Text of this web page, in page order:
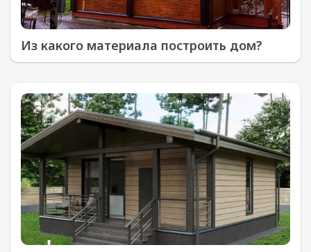
Из какого материала построить дом?